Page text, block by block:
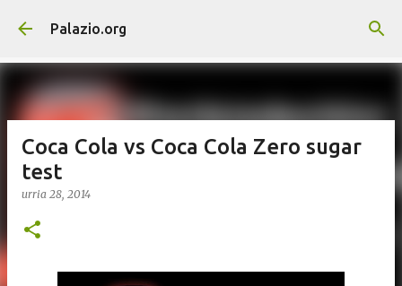
Saltatu eta joan eduki nagusira
Palazio.org
Coca Cola vs Coca Cola Zero sugar
test
urria 28, 2014